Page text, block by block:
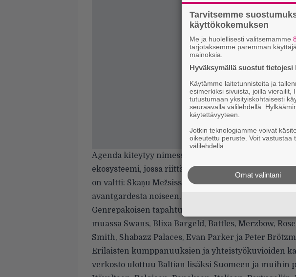
Agenda kiteytyy nimessä. Skaņu Mežs tarkoittaa
ekosysteemi, jossa riittää soivia ilmaisumuotoja joka
on valtti: Skaņu Mežsissa voi kuulla mitä tahansa
avantgardesta noiseen, hiphopista teknoon ja
Genrepakoisen tapahtuman vieraslistalta vuosien
muassa Swans, Blixa Bargeld, Battles, Merzbow,
Smith, Shabazz Palaces, Evan Parker ja Peter
Erilaisten kumppanuuksien ja yhteistyökuvioiden
verkosto ulottuu Baltian lisäksi Suomeen ja muihin
Tarvitsemme
käyttökokemuksen
Me ja huolellisesti valitsemamme
tarjotaksemme paremman
mainoksia.
Hyväksymällä suostut tietojesi
Käytämme laitetunnisteita ja
esimerkiksi sivuista, joilla vierailit,
tutustumaan yksityiskohtaisesti
seuraavalla välilehdellä.
käytettävyyteen.
Jotkin teknologiamme voivat
oikeutettu peruste. Voit vastustaa
välilehdellä.
Omat valintani